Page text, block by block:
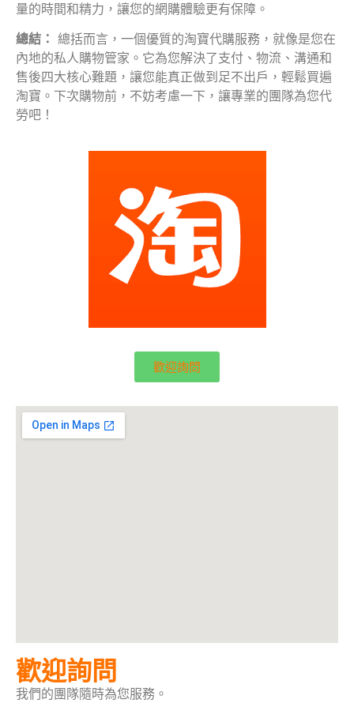
量的時間和精力，讓您的網購體驗更有保障。
總結： 總括而言，一個優質的淘寶代購服務，就像是您在
內地的私人購物管家。它為您解決了支付、物流、溝通和
售後四大核心難題，讓您能真正做到足不出戶，輕鬆買遍
淘寶。下次購物前，不妨考慮一下，讓專業的團隊為您代
勞吧！
歡迎詢問
歡迎詢問
我們的團隊隨時為您服務。